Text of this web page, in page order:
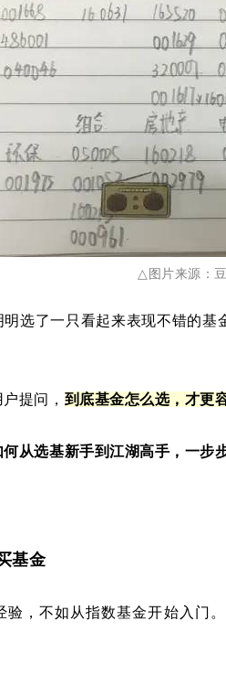
△ 图片来源：
选了一只看起来表现不错的基
提问， 到底基金怎么选，才更
何从选基新手到江湖高手，一步
基金
验，不如从指数基金开始入门